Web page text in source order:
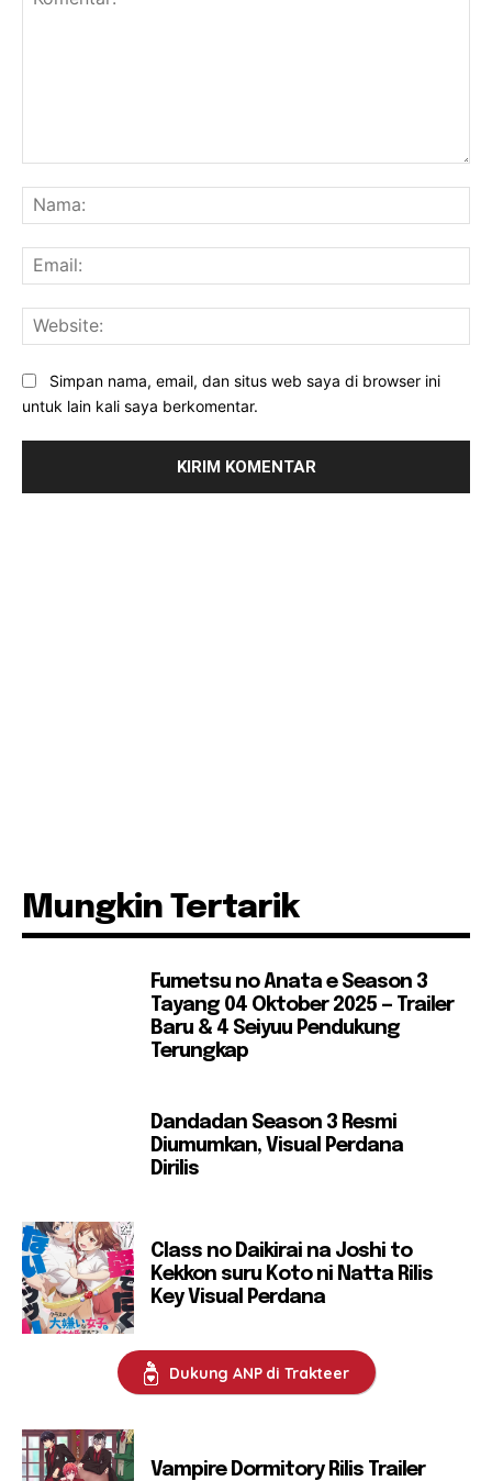
Simpan nama, email, dan situs web saya di browser ini
untuk lain kali saya berkomentar.
Mungkin Tertarik
Fumetsu no Anata e Season 3
Tayang 04 Oktober 2025 — Trailer
Baru & 4 Seiyuu Pendukung
Terungkap
Dandadan Season 3 Resmi
Diumumkan, Visual Perdana
Dirilis
Class no Daikirai na Joshi to
Kekkon suru Koto ni Natta Rilis
Key Visual Perdana
Dukung ANP di Trakteer
Vampire Dormitory Rilis Trailer